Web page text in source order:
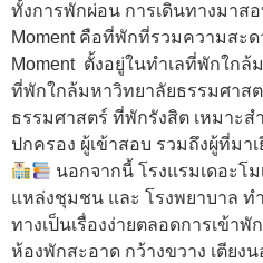
ทั้งการพักผ่อน การเดินทางมาส
Moment คือที่พักที่รวมความสะด
Moment ตั้งอยู่ในทำเลที่พักใกล้
ที่พักใกล้มหาวิทยาลัยธรรมศาส
ธรรมศาสตร์ ที่พักรังสิต เหมาะ
ปกครอง ผู้เข้าสอบ รวมถึงผู้ที่มา
นอกจากนี้ โรงแรมเดอะโ
แหล่งชุมชน และ โรงพยาบาล ท
ทางเป็นเรื่องง่ายตลอดการเข้าพัก
ห้องพักสะอาด กว้างขวาง เตียง